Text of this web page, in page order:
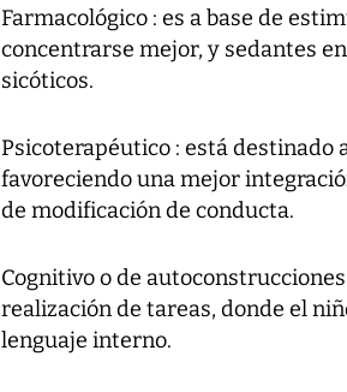
Farmacológico : es a base de
concentrarse mejor, y sedantes
sicóticos.
Psicoterapéutico : está destinado
favoreciendo una mejor
de modificación de conducta.
Cognitivo o de
realización de tareas, donde el
lenguaje interno.